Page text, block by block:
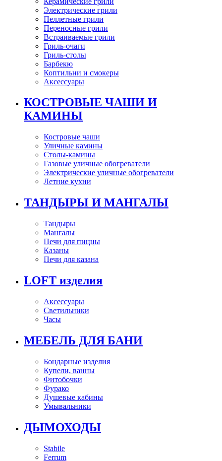
Электрические грили
Пеллетные грили
Переносные грили
Встраиваемые грили
Гриль-очаги
Гриль-столы
Барбекю
Коптильни и смокеры
Аксессуары
КОСТРОВЫЕ ЧАШИ И
КАМИНЫ
Костровые чаши
Уличные камины
Столы-камины
Газовые уличные обогреватели
Электрические уличные обогреватели
Летние кухни
ТАНДЫРЫ И МАНГАЛЫ
Тандыры
Мангалы
Печи для пиццы
Казаны
Печи для казана
LOFT изделия
Аксессуары
Светильники
Часы
МЕБЕЛЬ ДЛЯ БАНИ
Бондарные изделия
Купели, ванны
Фитобочки
Фурако
Душевые кабины
Умывальники
ДЫМОХОДЫ
Stabile
Ferrum